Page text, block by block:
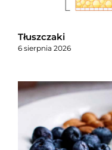
Tłuszczaki
6 sierpnia 2026